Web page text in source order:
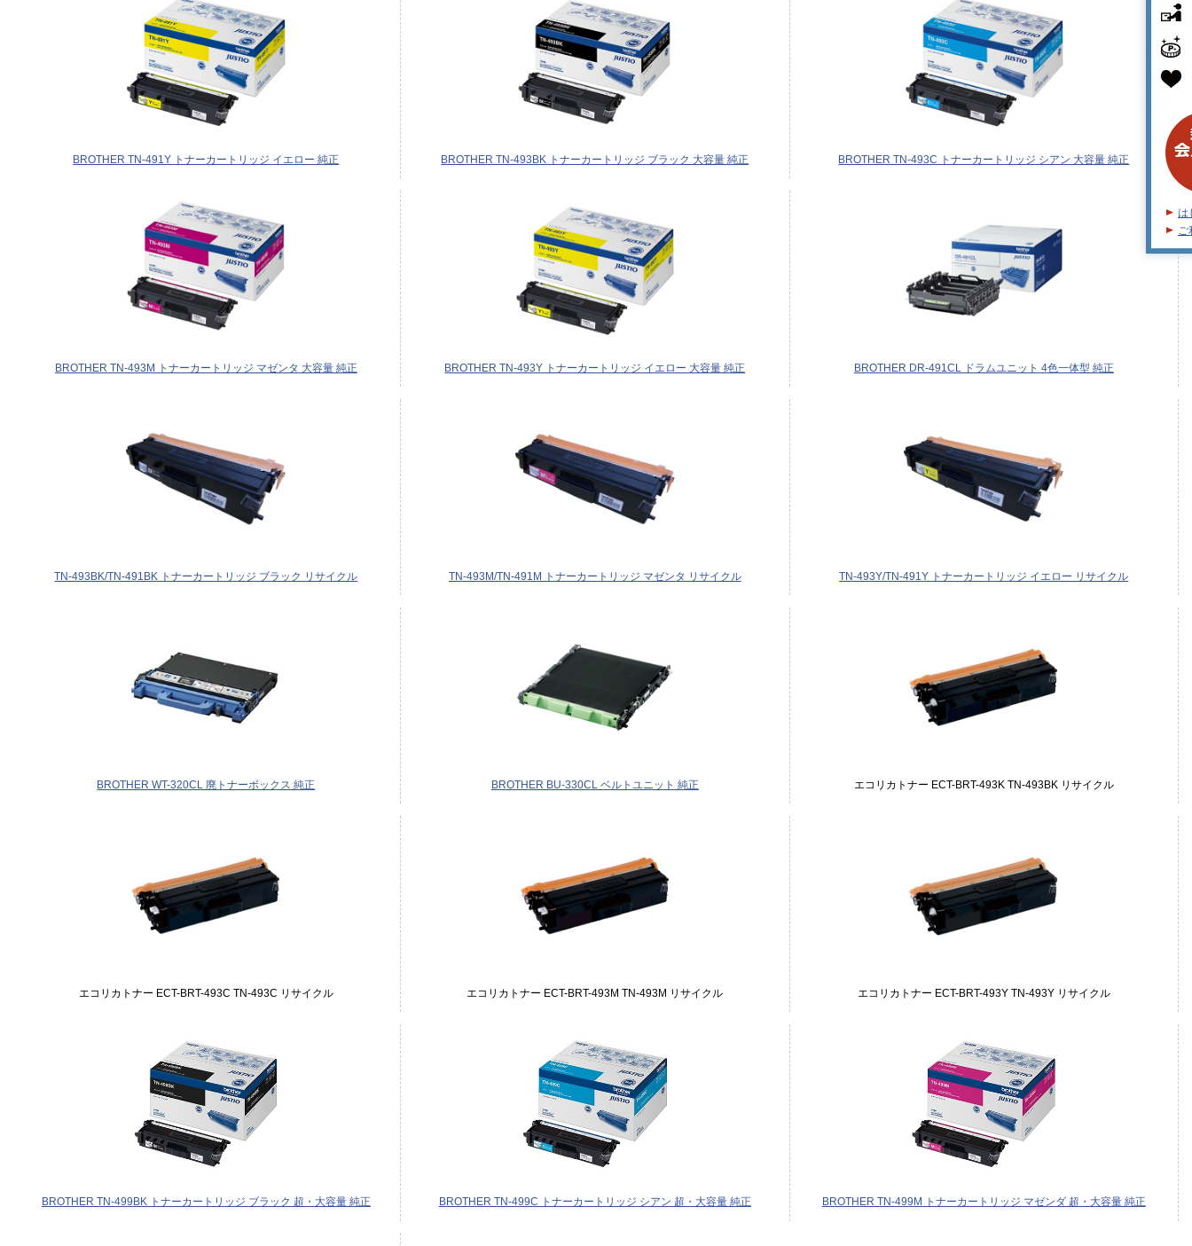
BROTHER TN-491Y トナーカートリッジ イエロー 純正 BROTHER TN-493BK トナーカートリッジ ブラック 大容量 純正 BROTHER TN-493C トナーカートリッジ シアン 大容量 純正
BROTHER TN-493M トナーカートリッジ マゼンタ 大容量 純正 BROTHER TN-493Y トナーカートリッジ イエロー 大容量 純正 BROTHER DR-491CL ドラムユニット 4色一体型 純正
TN-493BK/TN-491BK トナーカートリッジ ブラック リサイクル TN-493M/TN-491M トナーカートリッジ マゼンタ リサイクル TN-493Y/TN-491Y トナーカートリッジ イエロー リサイクル
BROTHER WT-320CL 廃トナーボックス 純正 BROTHER BU-330CL ベルトユニット 純正 エコリカトナー ECT-BRT-493K TN-493BK リサイクル
エコリカトナー ECT-BRT-493C TN-493C リサイクル エコリカトナー ECT-BRT-493M TN-493M リサイクル エコリカトナー ECT-BRT-493Y TN-493Y リサイクル
BROTHER TN-499BK トナーカートリッジ ブラック 超・大容量 純正 BROTHER TN-499C トナーカートリッジ シアン 超・大容量 純正 BROTHER TN-499M トナーカートリッジ マゼンダ 超・大容量 純正
は
ご